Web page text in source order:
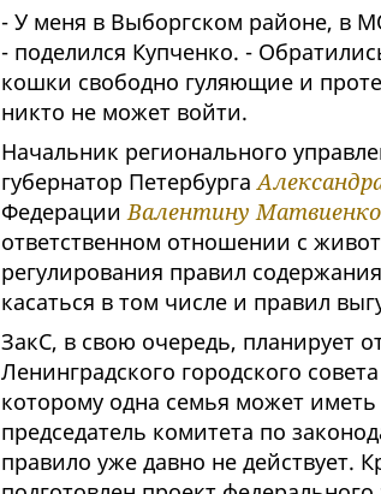
- У меня в Выборгском районе, в
- поделился Купченко. -
кошки свободно гуляющие и
никто не может войти.
Начальник регионального
губернатор Петербурга
ФедерацииВалентину Матвиенко
ответственном отношении с
регулирования правил
касаться в том числе и правил
ЗакС, в свою очередь, планирует
Ленинградского городского
которому одна семья может
председатель комитета по
правило уже давно не действует.